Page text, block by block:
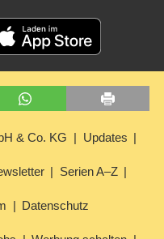
& Co. KG Updates
Serien A–Z
Datenschutz